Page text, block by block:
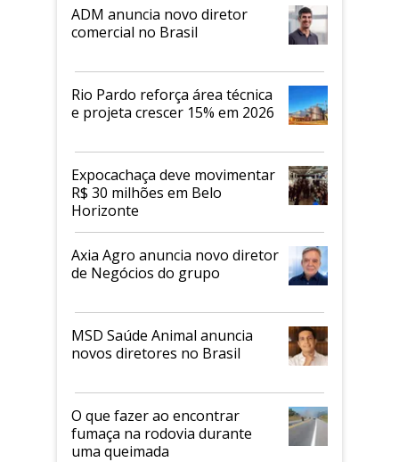
ADM anuncia novo diretor
comercial no Brasil
Rio Pardo reforça área técnica
e projeta crescer 15% em 2026
Expocachaça deve movimentar
R$ 30 milhões em Belo
Horizonte
Axia Agro anuncia novo diretor
de Negócios do grupo
MSD Saúde Animal anuncia
novos diretores no Brasil
O que fazer ao encontrar
fumaça na rodovia durante
uma queimada